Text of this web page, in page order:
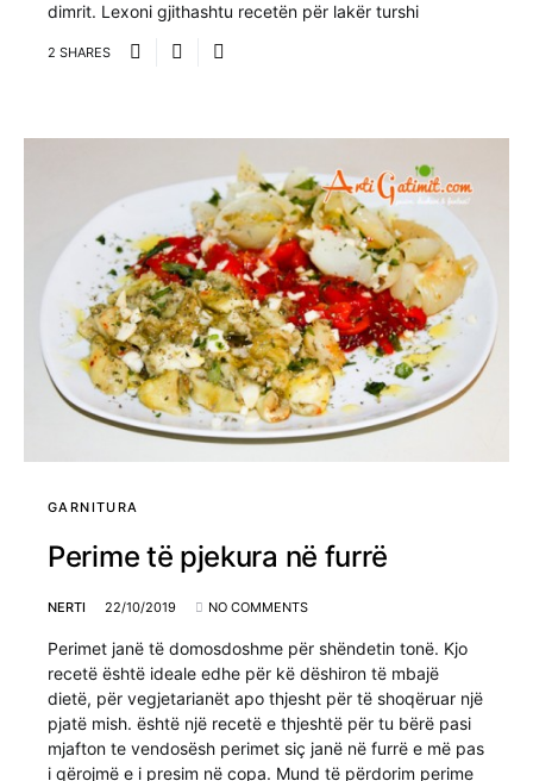
dimrit. Lexoni gjithashtu recetën për lakër turshi
2 SHARES
GARNITURA
Perime të pjekura në furrë
NERTI 22/10/2019 NO COMMENTS
Perimet janë të domosdoshme për shëndetin tonë. Kjo
recetë është ideale edhe për kë dëshiron të mbajë
dietë, për vegjetarianët apo thjesht për të shoqëruar një
pjatë mish. është një recetë e thjeshtë për tu bërë pasi
mjafton te vendosësh perimet siç janë në furrë e më pas
i qërojmë e i presim në copa. Mund të përdorim perime